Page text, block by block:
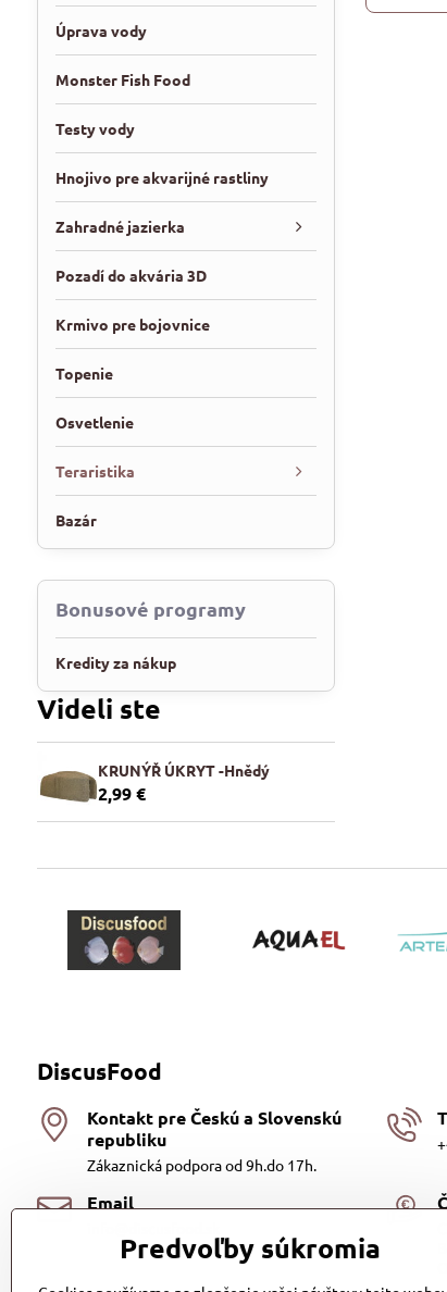
Úprava vody
Monster Fish Food
Testy vody
Hnojivo pre akvarijné rastliny
Zahradné jazierka
Pozadí do akvária 3D
Krmivo pre bojovnice
Topenie
Osvetlenie
Teraristika
Bazár
Bonusové programy
Kredity za nákup
Videli ste
KRUNÝŘ ÚKRYT -Hnědý
2,99 €
DiscusFood
Kontakt pre Českú a Slovenskú
republiku
Zákaznická podpora od 9h.do 17h.
Email
Predvoľby súkromia